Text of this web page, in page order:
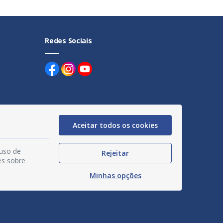
Redes Sociais
de
sobre
Aceitar todos os cookies
Rejeitar
Minhas opções